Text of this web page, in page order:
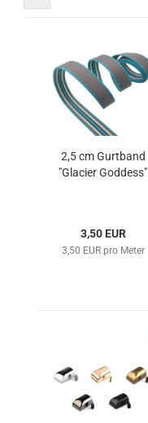
2,5 cm Gurtband
"Glacier Goddess"
3,50 EUR
3,50 EUR pro Meter